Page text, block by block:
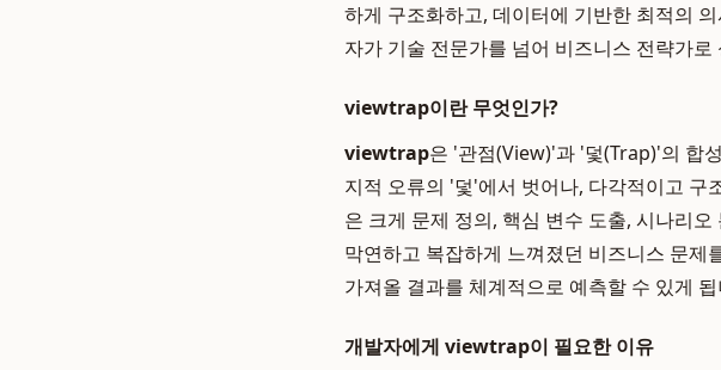
하게 구조화하고, 데이터에 기반한 최적의
자가 기술 전문가를 넘어 비즈니스 전략가
viewtrap이란 무엇인가?
viewtrap은 '관점(View)'과 '덫(Trap)'의 합
지적 오류의 '덫'에서 벗어나, 다각적이고 구
은 크게 문제 정의, 핵심 변수 도출, 시나리
막연하고 복잡하게 느껴졌던 비즈니스 문제
가져올 결과를 체계적으로 예측할 수 있게
개발자에게 viewtrap이 필요한 이유